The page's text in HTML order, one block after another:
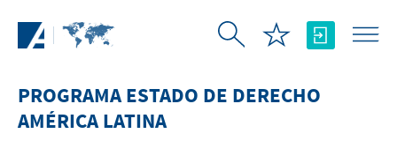
PROGRAMA ESTADO DE DERECHO
AMÉRICA LATINA